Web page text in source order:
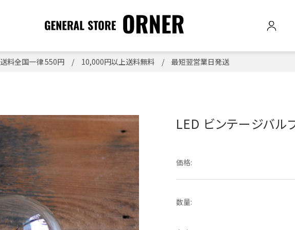
送料全国一律 550円 / 10,000円以上送料無料 / 最短翌営業日発送
LED ビンテージバル
価格:
数量: